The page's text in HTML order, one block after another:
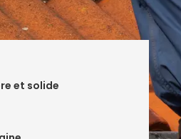
et solide